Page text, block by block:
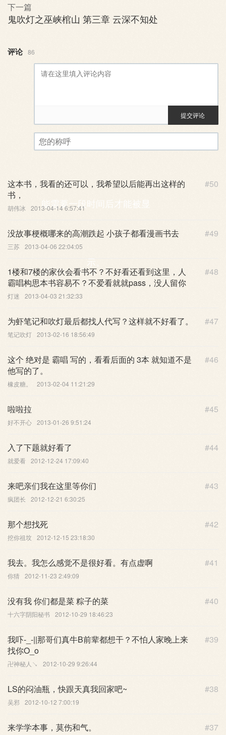
下一篇
鬼吹灯之巫峡棺山 第三章 云深不知处
评论 86
评论审核已启用。您的评论可
能需要一段时间后才能被显
示。
提交评论
#50
这本书，我看的还可以，我希望以后能再出这样的
书，
胡伟冰 2013-04-14 6:57:41
#49
没故事梗概哪来的高潮跌起 小孩子都看漫画书去
三苏 2013-04-06 22:04:05
#48
1楼和7楼的家伙会看书不？不好看还看到这里，人
霸唱构思本书容易不？不爱看就就pass，没人留你
灯迷 2013-04-03 21:32:33
#47
为虾笔记和吹灯最后都找人代写？这样就不好看了。
笔记吹灯 2013-02-16 18:56:49
#46
这个 绝对是 霸唱 写的，看看后面的 3本 就知道不是
他写的了。
橡皮糖。 2013-02-04 11:21:29
#45
啦啦拉
好不开心 2013-01-26 9:51:24
#44
入了下题就好看了
就爱看 2012-12-24 17:09:40
#43
来吧亲们我在这里等你们
疯团长 2012-12-21 6:30:25
#42
那个想找死
挖你祖坟 2012-12-15 23:18:30
#41
我去。我怎么感觉不是很好看。有点虚啊
你猜 2012-11-23 2:49:09
#40
没有我 你们都是菜 粽子的菜
十六字阴阳秘书 2012-10-29 18:46:23
#39
我吓-_-||那哥们真牛B前辈都想干？不怕人家晚上来
找你O_o
卍神秘人↘ 2012-10-29 9:26:44
#38
LS的闷油瓶，快跟天真我回家吧~
吴邪 2012-10-12 7:00:19
#37
来学学本事，莫伤和气。